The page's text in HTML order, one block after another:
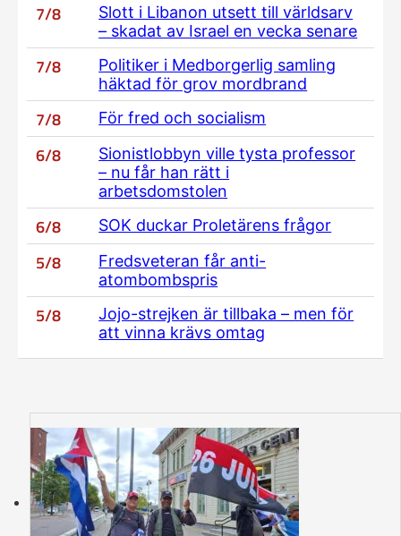
7/8
Slott i Libanon utsett till världsarv
– skadat av Israel en vecka senare
7/8
Politiker i Medborgerlig samling
häktad för grov mordbrand
7/8 För fred och socialism
6/8
Sionistlobbyn ville tysta professor
– nu får han rätt i
arbetsdomstolen
6/8 SOK duckar Proletärens frågor
5/8
Fredsveteran får anti-
atombombspris
5/8
Jojo-strejken är tillbaka – men för
att vinna krävs omtag